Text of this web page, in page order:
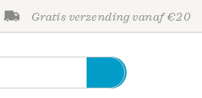
Gratis verzending vanaf €20